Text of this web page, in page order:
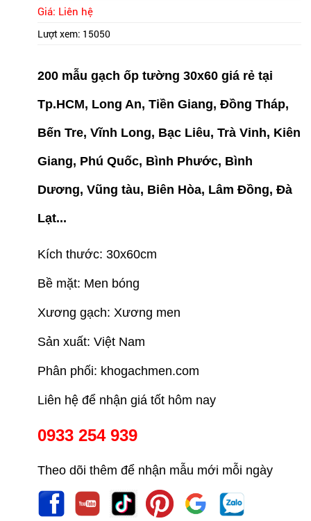
Giá: Liên hệ
Lượt xem: 15050
200 mẫu gạch ốp tường 30x60 giá rẻ tại
Tp.HCM, Long An, Tiền Giang, Đồng Tháp,
Bến Tre, Vĩnh Long, Bạc Liêu, Trà Vinh, Kiên
Giang, Phú Quốc, Bình Phước, Bình
Dương, Vũng tàu, Biên Hòa, Lâm Đồng, Đà
Lạt...
Kích thước: 30x60cm
Bề mặt: Men bóng
Xương gạch: Xương men
Sản xuất: Việt Nam
Phân phối: khogachmen.com
Liên hệ để nhận giá tốt hôm nay
0933 254 939
Theo dõi thêm để nhận mẫu mới mỗi ngày